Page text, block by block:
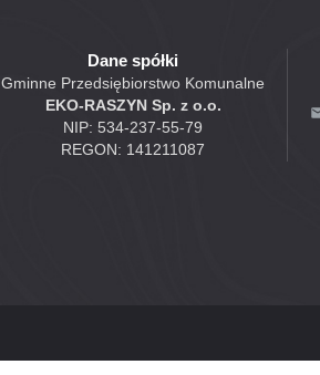
Dane spółki
Gminne Przedsiębiorstwo Komunalne
EKO-RASZYN Sp. z o.o.
NIP: 534-237-55-79
REGON: 141211087